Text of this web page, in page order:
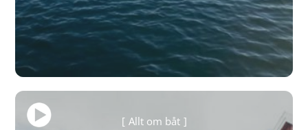
Allt om båt